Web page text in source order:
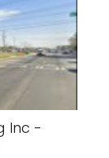
Inc -